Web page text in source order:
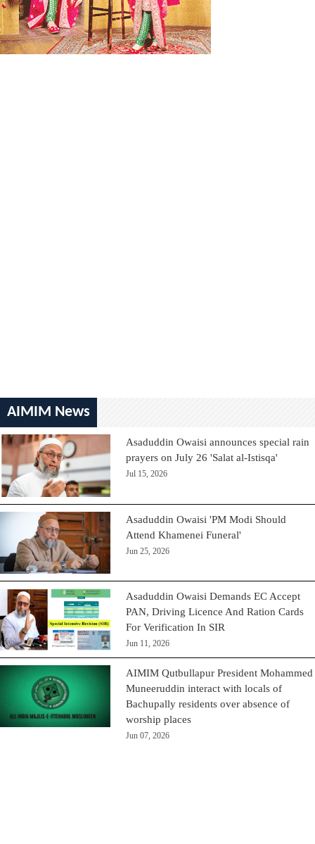
AIMIM News
Asaduddin Owaisi announces special rain
prayers on July 26 'Salat al-Istisqa'
Jul 15, 2026
Asaduddin Owaisi 'PM Modi Should
Attend Khamenei Funeral'
Jun 25, 2026
Asaduddin Owaisi Demands EC Accept
PAN, Driving Licence And Ration Cards
For Verification In SIR
Jun 11, 2026
AIMIM Qutbullapur President Mohammed
Muneeruddin interact with locals of
Bachupally residents over absence of
worship places
Jun 07, 2026